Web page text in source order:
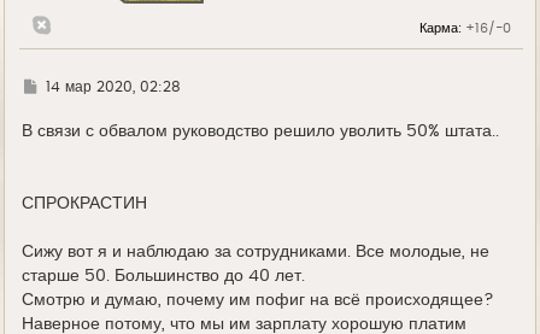
ч
Карма: +16/-0
Г14 мар 2020, 02:28
В связи с обвалом руководство решило уволить 50% штата..
СПРОКРАСТИН
Сижу вот я и наблюдаю за сотрудниками. Все молодые, не
старше 50. Большинство до 40 лет.
Смотрю и думаю, почему им пофиг на всё происходящее?
Наверное потому, что мы им зарплату хорошую платим